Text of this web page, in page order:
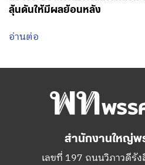
เลขที่ 197 ถนนวิภาวดีรัง
เขตพญาไท กรุงเทพ
โทร.02-